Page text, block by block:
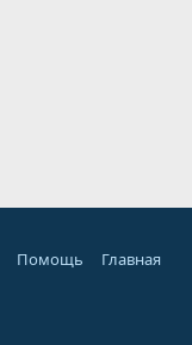
Помощь Главная